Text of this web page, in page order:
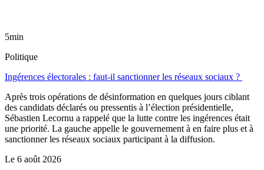
5min
Politique
Ingérences électorales : faut-il sanctionner les réseaux sociaux ?
Après trois opérations de désinformation en quelques jours ciblant
des candidats déclarés ou pressentis à l’élection présidentielle,
Sébastien Lecornu a rappelé que la lutte contre les ingérences était
une priorité. La gauche appelle le gouvernement à en faire plus et à
sanctionner les réseaux sociaux participant à la diffusion.
Le 6 août 2026